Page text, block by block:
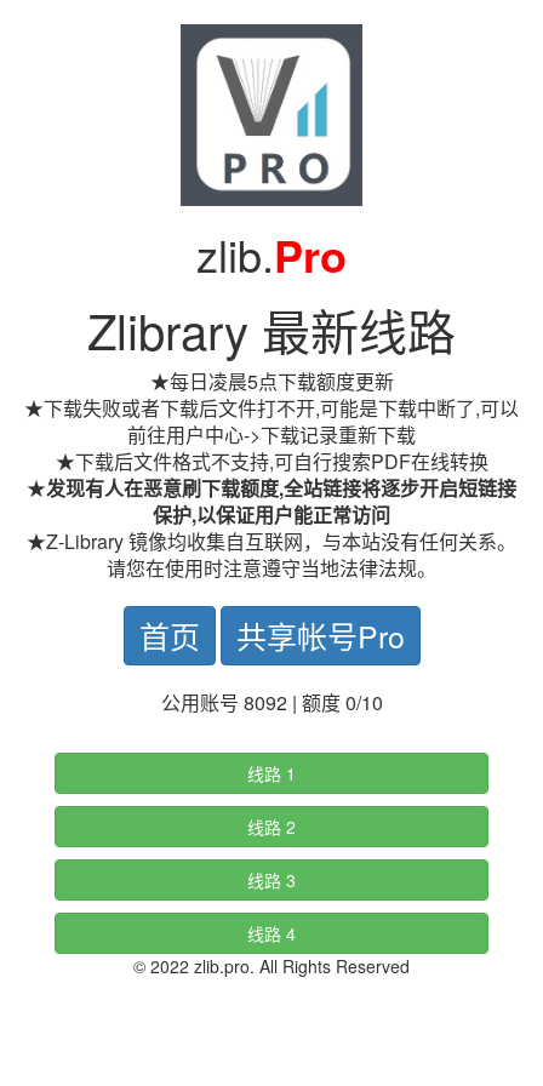
zlib.Pro
Zlibrary 最新线路
★每日凌晨5点下载额度更新
★下载失败或者下载后文件打不开,可能是下载中断了,可以
前往用户中心->下载记录重新下载
★下载后文件格式不支持,可自行搜索PDF在线转换
★发现有人在恶意刷下载额度,全站链接将逐步开启短链接
保护,以保证用户能正常访问
★Z-Library 镜像均收集自互联网，与本站没有任何关系。
请您在使用时注意遵守当地法律法规。
首页 共享帐号Pro
公用账号 8092 | 额度 0/10
线路 1
线路 2
线路 3
线路 4
© 2022 zlib.pro. All Rights Reserved